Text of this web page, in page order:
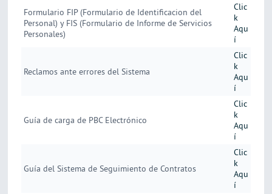
Formulario FIP (Formulario de Identificacion del
Personal) y FIS (Formulario de Informe de Servicios
Personales)
Clic
k
Aqu
í
Reclamos ante errores del Sistema
Clic
k
Aqu
í
Guía de carga de PBC Electrónico
Clic
k
Aqu
í
Guía del Sistema de Seguimiento de Contratos
Clic
k
Aqu
í